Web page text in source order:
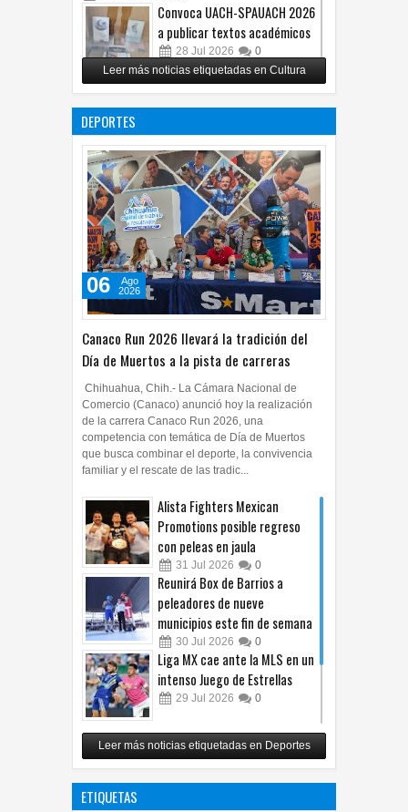
28 Jul 2026
Convoca UACH-SPAUACH 2026
a publicar textos académicos
28 Jul 2026 0
Copian proyecto pictórico del
28 Jul 2026 0
Leer más noticias etiquetadas en Cultura
DEPORTES
Canaco Run 2026 llevará la tradición del
Día de Muertos a la pista de carreras
06
Ago
2026
Chihuahua, Chih.- La Cámara Nacional de
Comercio (Canaco) anunció hoy la realización
de la carrera Canaco Run 2026, una
competencia con temática de Día de Muertos
que busca combinar el deporte, la convivencia
familiar y el rescate de las tradic...
Alista Fighters Mexican
Promotions posible regreso
con peleas en jaula
Reunirá Box de Barrios a
peleadores de nueve
municipios este fin de semana
Liga MX cae ante la MLS en un
intenso Juego de Estrellas
México vence 2-0 a Costa Rica
y avanza a cuartos del
Premundial Sub-20
Leer más noticias etiquetadas en Deportes
ETIQUETAS